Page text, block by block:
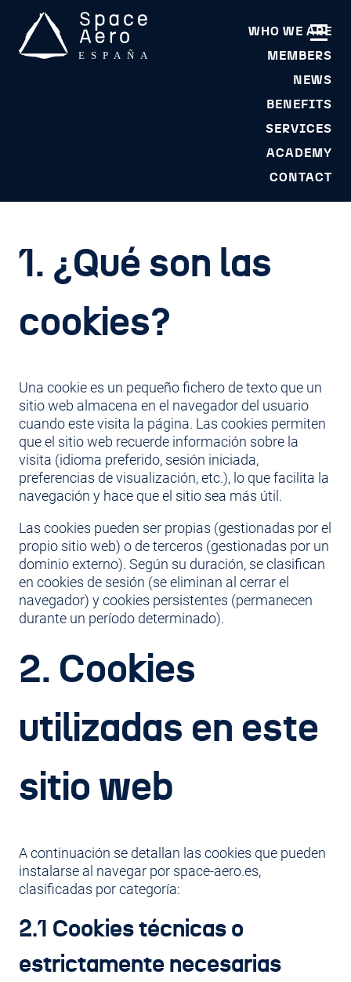
content
SPACE Aero es una asociación sin ánimo de lucro que
WHO WE ARE
MEMBERS
NEWS
BENEFITS
SERVICES
ACADEMY
CONTACT
Cookie Policy
1. ¿Qué son las
cookies?
Una cookie es un pequeño fichero de texto que un
sitio web almacena en el navegador del usuario
cuando este visita la página. Las cookies permiten
que el sitio web recuerde información sobre la
visita (idioma preferido, sesión iniciada,
preferencias de visualización, etc.), lo que facilita la
navegación y hace que el sitio sea más útil.
Las cookies pueden ser propias (gestionadas por el
propio sitio web) o de terceros (gestionadas por un
dominio externo). Según su duración, se clasifican
en cookies de sesión (se eliminan al cerrar el
navegador) y cookies persistentes (permanecen
durante un período determinado).
2. Cookies
utilizadas en este
sitio web
A continuación se detallan las cookies que pueden
instalarse al navegar por space-aero.es,
clasificadas por categoría:
2.1 Cookies técnicas o
estrictamente necesarias